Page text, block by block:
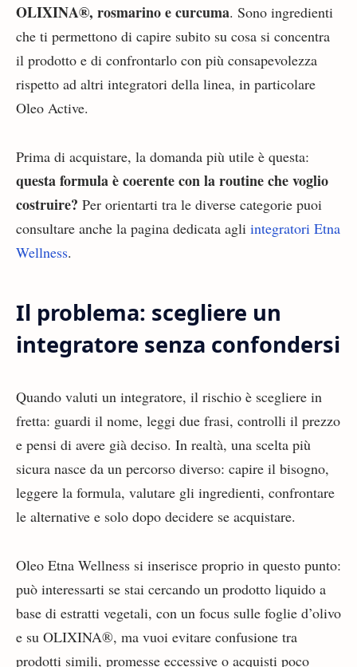
OLIXINA®, rosmarino e curcuma. Sono ingredienti
che ti permettono di capire subito su cosa si concentra
il prodotto e di confrontarlo con più consapevolezza
rispetto ad altri integratori della linea, in particolare
Oleo Active.
Prima di acquistare, la domanda più utile è questa:
questa formula è coerente con la routine che voglio
costruire? Per orientarti tra le diverse categorie puoi
consultare anche la pagina dedicata agli integratori Etna
Wellness.
Il problema: scegliere un
integratore senza confondersi
Quando valuti un integratore, il rischio è scegliere in
fretta: guardi il nome, leggi due frasi, controlli il prezzo
e pensi di avere già deciso. In realtà, una scelta più
sicura nasce da un percorso diverso: capire il bisogno,
leggere la formula, valutare gli ingredienti, confrontare
le alternative e solo dopo decidere se acquistare.
Oleo Etna Wellness si inserisce proprio in questo punto:
può interessarti se stai cercando un prodotto liquido a
base di estratti vegetali, con un focus sulle foglie d’olivo
e su OLIXINA®, ma vuoi evitare confusione tra
prodotti simili, promesse eccessive o acquisti poco